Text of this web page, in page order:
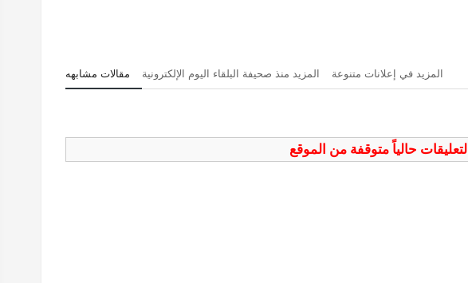
مقالات مشابهه المزيد منذ صحيفة البلقاء اليوم الإلكترونية المزيد في إعلانات متنوعة
التعليقات حالياً متوقفة من الموقع